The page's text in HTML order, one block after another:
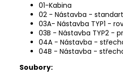
01-Kabina
02 - Nástavba -
03A- Nástavba TYP1 -
03B - Nástavba TYP2 -
04A - Nástavba -
04B - Nástavba -
Soubory: